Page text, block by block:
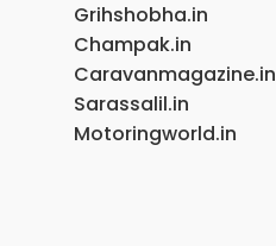
Grihshobha.in
Champak.in
Caravanmagazine.in
Sarassalil.in
Motoringworld.in